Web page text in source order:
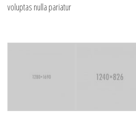
voluptas nulla pariatur